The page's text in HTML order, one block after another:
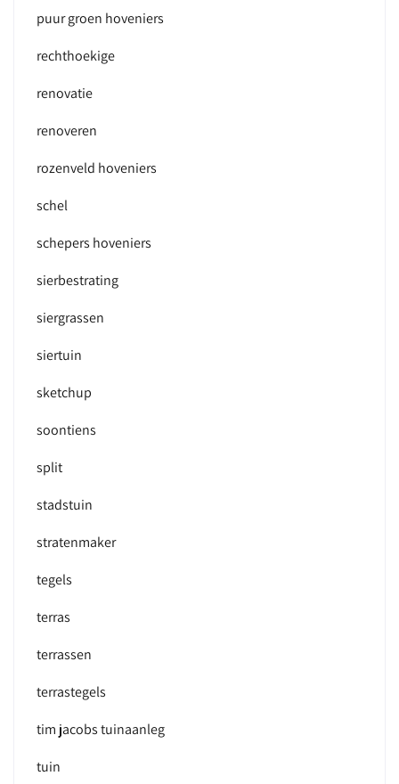
puur groen hoveniers
rechthoekige
renovatie
renoveren
rozenveld hoveniers
schel
schepers hoveniers
sierbestrating
siergrassen
siertuin
sketchup
soontiens
split
stadstuin
stratenmaker
tegels
terras
terrassen
terrastegels
tim jacobs tuinaanleg
tuin